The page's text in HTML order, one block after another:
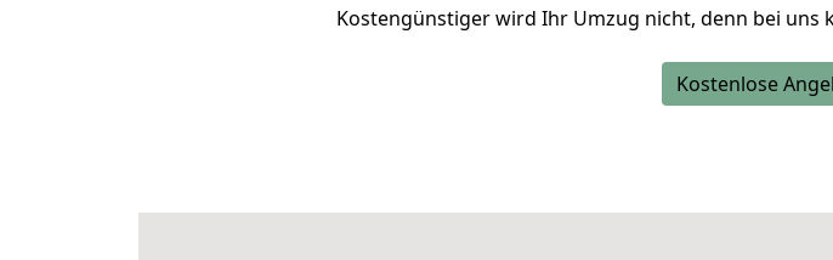
Kostengünstiger wird Ihr Umzug nicht, denn bei uns
Kostenlose